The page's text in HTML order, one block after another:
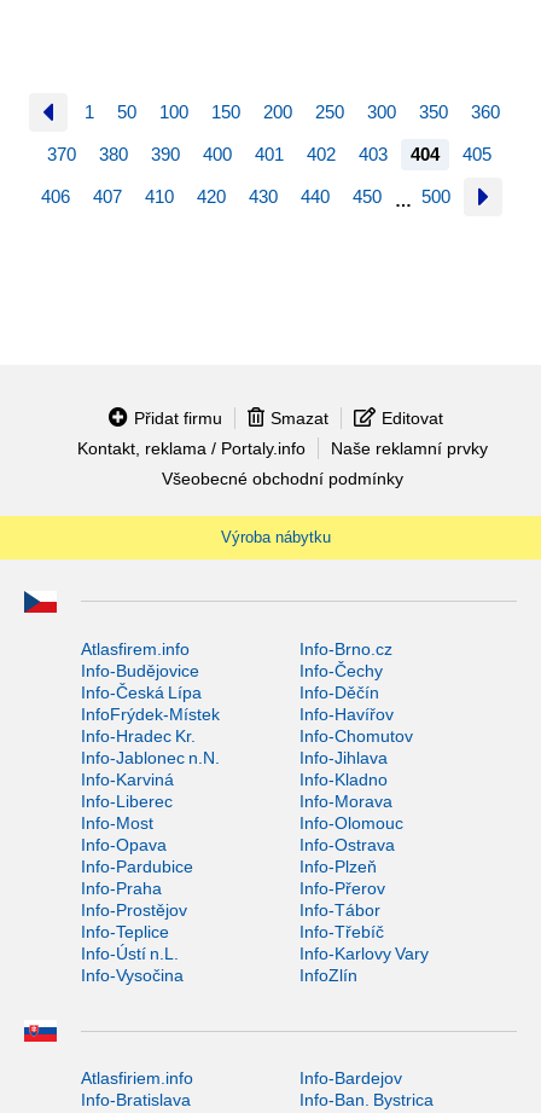
1 50 100 150 200 250 300 350 360
370 380 390 400 401 402 403 404 405
406 407 410 420 430 440 450 … 500
Přidat firmu Smazat
Editovat
Kontakt, reklama / Portaly.info
Naše reklamní prvky
Všeobecné obchodní podmínky
Výroba nábytku
Atlasfirem.info
Info-Brno.cz
Info-Budějovice
Info-Čechy
Info-Česká Lípa
Info-Děčín
InfoFrýdek-Místek
Info-Havířov
Info-Hradec Kr.
Info-Chomutov
Info-Jablonec n.N.
Info-Jihlava
Info-Karviná
Info-Kladno
Info-Liberec
Info-Morava
Info-Most
Info-Olomouc
Info-Opava
Info-Ostrava
Info-Pardubice
Info-Plzeň
Info-Praha
Info-Přerov
Info-Prostějov
Info-Tábor
Info-Teplice
Info-Třebíč
Info-Ústí n.L.
Info-Karlovy Vary
Info-Vysočina
InfoZlín
Atlasfiriem.info
Info-Bardejov
Info-Bratislava
Info-Ban. Bystrica